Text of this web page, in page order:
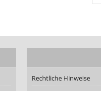
Rechtliche Hinweise